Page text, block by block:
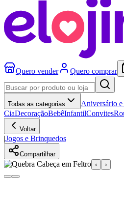
Quero vender Quero comprar
Todas as categorias Aniversário e
CiaDecoraçãoBebêInfantilConvites
Voltar
|Jogos e Brinquedos
Compartilhar
‹
›